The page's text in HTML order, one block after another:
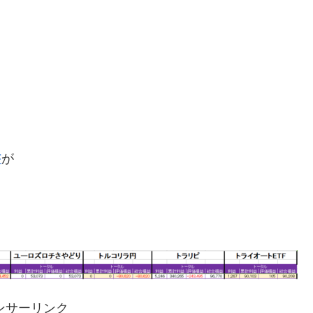
が
サーリンク